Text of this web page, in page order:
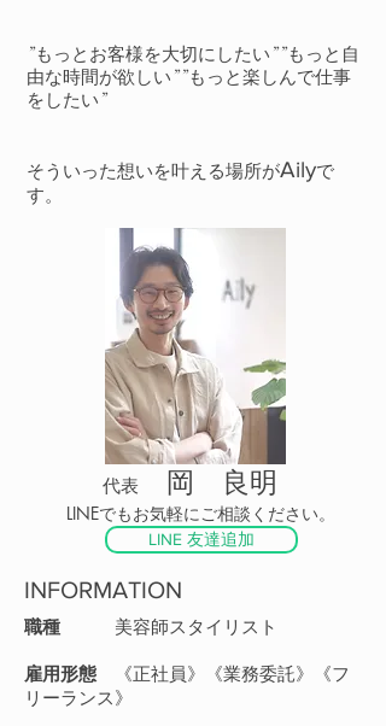
”もっとお客様を大切にしたい””もっと自
由な時間が欲しい””もっと楽しんで仕事
をしたい”
そういった想いを叶える場所がAilyで
す。
代表 岡 良明
LINEでもお気軽にご相談ください。
LINE 友達追加
INFORMATION
職種 美容師スタイリスト
雇用形態 《正社員》《業務委託》《フ
リーランス》